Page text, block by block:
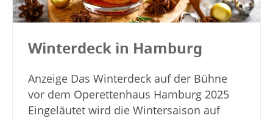
Winterdeck in Hamburg
Anzeige Das Winterdeck auf der Bühne
vor dem Operettenhaus Hamburg 2025
Eingeläutet wird die Wintersaison auf